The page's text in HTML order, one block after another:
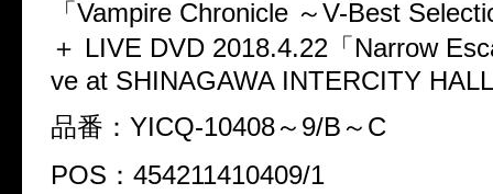
「Vampire Chronicle ～V-Best
＋ LIVE DVD 2018.4.22「Narrow
ve at SHINAGAWA INTERCITY HALL
品番：YICQ-10408～9/B～C
POS：454211410409/1